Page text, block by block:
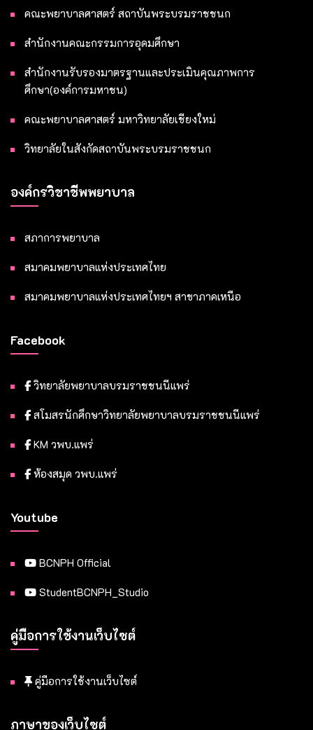
คณะพยาบาลศาสตร์ สถาบันพระบรมราชชนก
สำนักงานคณะกรรมการอุดมศึกษา
สำนักงานรับรองมาตรฐานและประเมินคุณภาพการ
ศึกษา(องค์การมหาชน)
คณะพยาบาลศาสตร์ มหาวิทยาลัยเชียงใหม่
วิทยาลัยในสังกัดสถาบันพระบรมราชชนก
องค์กรวิชาชีพพยาบาล
สภาการพยาบาล
สมาคมพยาบาลแห่งประเทศไทย
สมาคมพยาบาลแห่งประเทศไทยฯ สาขาภาคเหนือ
Facebook
วิทยาลัยพยาบาลบรมราชชนนีแพร่
สโมสรนักศึกษาวิทยาลัยพยาบาลบรมราชชนนีแพร่
KM วพบ.แพร่
ห้องสมุด วพบ.แพร่
Youtube
BCNPH Official
StudentBCNPH_Studio
คู่มือการใช้งานเว็บไซต์
คู่มือการใช้งานเว็บไซต์
ภาษาของเว็บไซต์